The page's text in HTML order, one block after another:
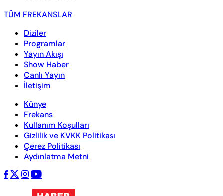
TÜM FREKANSLAR
Diziler
Programlar
Yayın Akışı
Show Haber
Canlı Yayın
İletişim
Künye
Frekans
Kullanım Koşulları
Gizlilik ve KVKK Politikası
Çerez Politikası
Aydınlatma Metni